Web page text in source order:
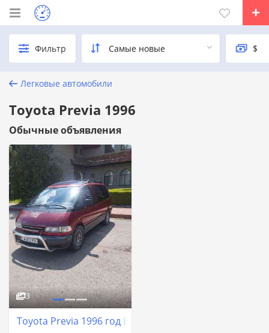
Фильтр
Легковые автомобили
Toyota Previa 1996
Обычные объявления
3
Toyota Previa 1996 год Бендеры